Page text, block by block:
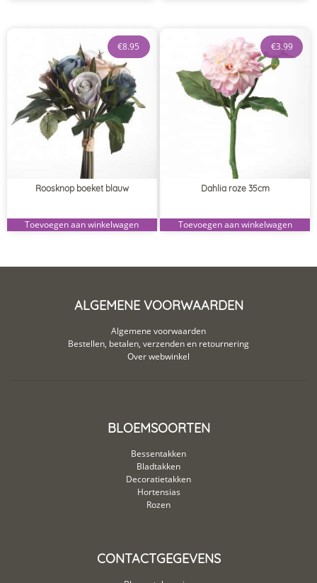
Roosknop boeket blauw
€8.95
Toevoegen aan winkelwagen
Dahlia roze 35cm
€3.99
Toevoegen aan winkelwagen
ALGEMENE VOORWAARDEN
Algemene voorwaarden
Bestellen, betalen, verzenden en retournering
Over webwinkel
BLOEMSOORTEN
Bessentakken
Bladtakken
Decoratietakken
Hortensias
Rozen
CONTACTGEGEVENS